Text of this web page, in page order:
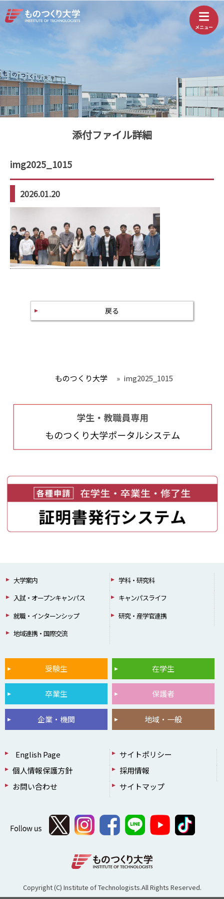
添付ファイル詳細
img2025_1015
2026.01.20
戻る
ものつくり大学 » img2025_1015
大学案内
学科・研究科
入試・オープンキャンパス
キャンパスライフ
就職・インターンシップ
研究・産学官連携
地域連携・国際交流
受験生 在学生
卒業生 保護者
企業・機関 地域・一般
English Page
サイトポリシー
個人情報保護方針
採用情報
お問い合わせ
サイトマップ
Copyright (C) Institute of Technologists.All Rights Reserved.